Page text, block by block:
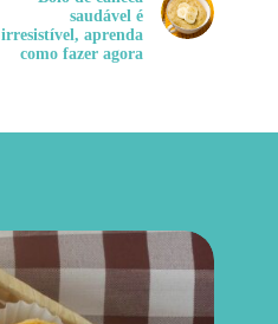
saudável é
irresistível, aprenda
como fazer agora